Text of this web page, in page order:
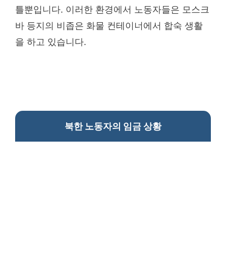
틀뿐입니다. 이러한 환경에서 노동자들은 모스크
바 등지의 비좁은 화물 컨테이너에서 합숙 생활
을 하고 있습니다.
북한 노동자의 임금 상황